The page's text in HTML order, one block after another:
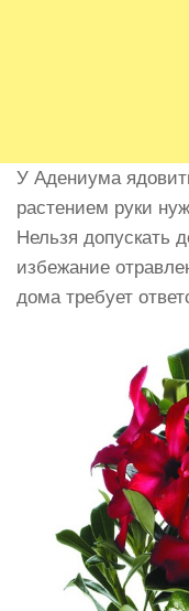
У Адениума
растением руки
Нельзя допускать
избежание
дома требует